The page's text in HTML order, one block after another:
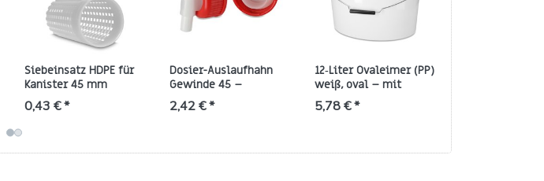
Siebeinsatz HDPE für
Kanister 45 mm
(natur) – für 2–10 L
0,43 € *
Dosier-Auslaufhahn
Gewinde 45 –
weiß/rot, Polypropylen
(PP)
2,42 € *
12‑Liter Ovaleimer (PP)
weiß, oval – mit
Metallbügel
5,78 € *